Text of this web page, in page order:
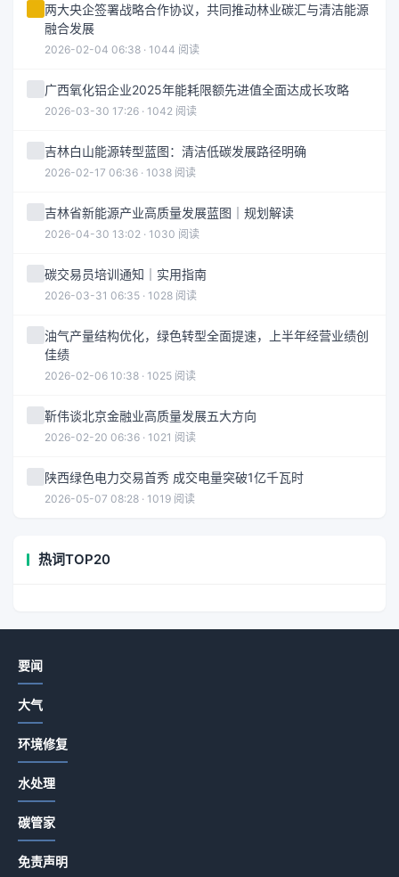
两大央企签署战略合作协议，共同推动林业碳汇与清洁能源
融合发展
2026-02-04 06:38 · 1044 阅读
广西氧化铝企业2025年能耗限额先进值全面达成长攻略
2026-03-30 17:26 · 1042 阅读
吉林白山能源转型蓝图：清洁低碳发展路径明确
2026-02-17 06:36 · 1038 阅读
吉林省新能源产业高质量发展蓝图｜规划解读
2026-04-30 13:02 · 1030 阅读
碳交易员培训通知｜实用指南
2026-03-31 06:35 · 1028 阅读
油气产量结构优化，绿色转型全面提速，上半年经营业绩创
佳绩
2026-02-06 10:38 · 1025 阅读
靳伟谈北京金融业高质量发展五大方向
2026-02-20 06:36 · 1021 阅读
陕西绿色电力交易首秀 成交电量突破1亿千瓦时
2026-05-07 08:28 · 1019 阅读
热词TOP20
要闻
大气
环境修复
水处理
碳管家
免责声明